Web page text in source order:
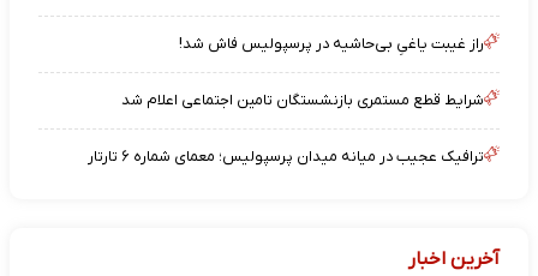
راز غیبت یاغیِ بی‌حاشیه در پرسپولیس فاش شد!
شرایط قطع مستمری بازنشستگان تامین اجتماعی اعلام شد
ترافیک عجیب در میانه میدان پرسپولیس؛ معمای شماره ۶ تارتار
آخرین اخبار